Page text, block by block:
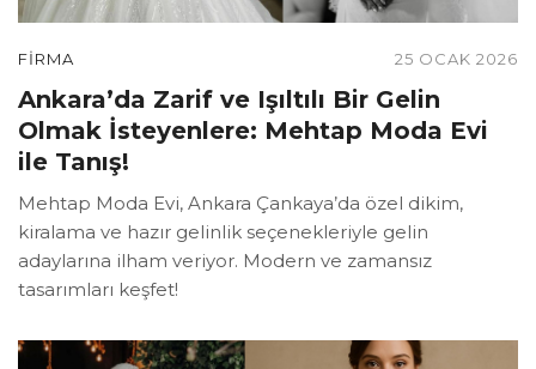
FIRMA 25 OCAK 2026
Ankara’da Zarif ve Işıltılı Bir Gelin
Olmak İsteyenlere: Mehtap Moda Evi
ile Tanış!
Mehtap Moda Evi, Ankara Çankaya’da özel dikim,
kiralama ve hazır gelinlik seçenekleriyle gelin
adaylarına ilham veriyor. Modern ve zamansız
tasarımları keşfet!